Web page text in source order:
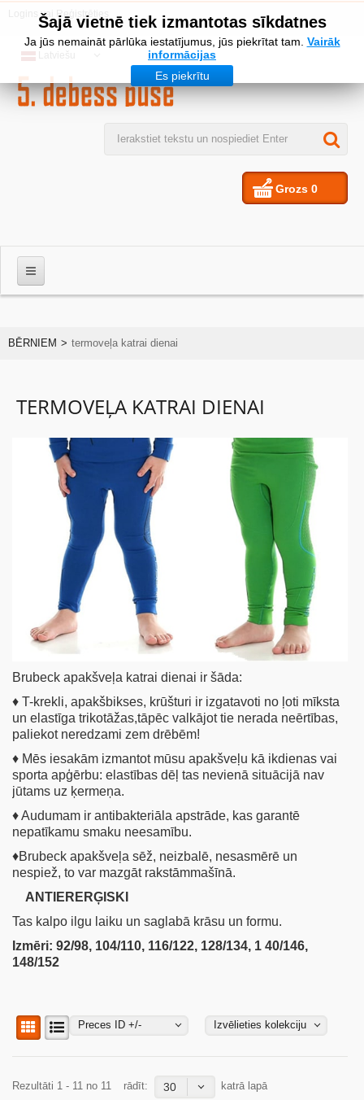
Šajā vietnē tiek izmantotas sīkdatnes
Ja jūs nemaināt pārlūka iestatījumus, jūs piekrītat tam. Vairāk
informācijas
Es piekrītu
vai Reģistrēties
Grozs 0
BĒRNIEM
KOLEKCIJAS
NODERĪGI
AKCIJAS
BĒRNIEM > termoveļa katrai dienai
TERMOVEĻA KATRAI DIENAI
Brubeck apakšveļa katrai dienai ir šāda:
♦ T-krekli, apakšbikses, krūšturi ir izgatavoti no ļoti mīksta
un elastīga trikotāžas,tāpēc valkājot tie nerada neērtības,
paliekot neredzami zem drēbēm!
♦ Mēs iesakām izmantot mūsu apakšveļu kā ikdienas vai
sporta apģērbu: elastības dēļ tas nevienā situācijā nav
jūtams uz ķermeņa.
♦ Audumam ir antibakteriāla apstrāde, kas garantē
nepatīkamu smaku neesamību.
♦Brubeck apakšveļa sēž, neizbalē, nesasmērē un
nespiež, to var mazgāt rakstāmmašīnā.
ANTIERERĢISKI
Tas kalpo ilgu laiku un saglabā krāsu un formu.
Izmēri: 92/98, 104/110, 116/122, 128/134, 1 40/146,
148/152
Preces ID +/- Izvēlieties kolekciju
Rezultāti 1 - 11 no 11 rādīt: 30 katrā lapā